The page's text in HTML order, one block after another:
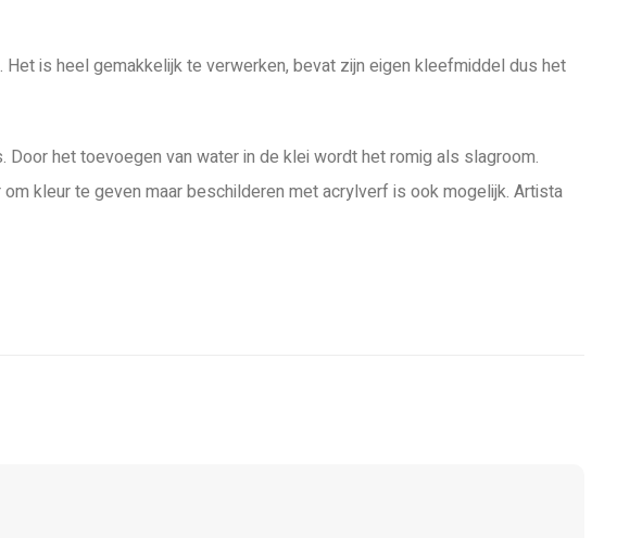
is heel gemakkelijk te verwerken, bevat zijn eigen kleefmiddel dus het
het toevoegen van water in de klei wordt het romig als slagroom.
kleur te geven maar beschilderen met acrylverf is ook mogelijk. Artista